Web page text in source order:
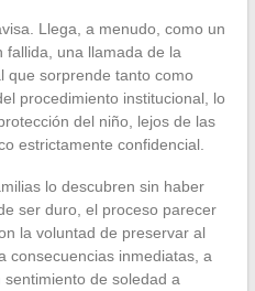
Llega, a menudo, como un
fallida, una llamada de la
que sorprende tanto como
procedimiento institucional, lo
del niño, lejos de las
estrictamente confidencial.
lo descubren sin haber
ser duro, el proceso parecer
la voluntad de preservar al
consecuencias inmediatas, a
de soledad a